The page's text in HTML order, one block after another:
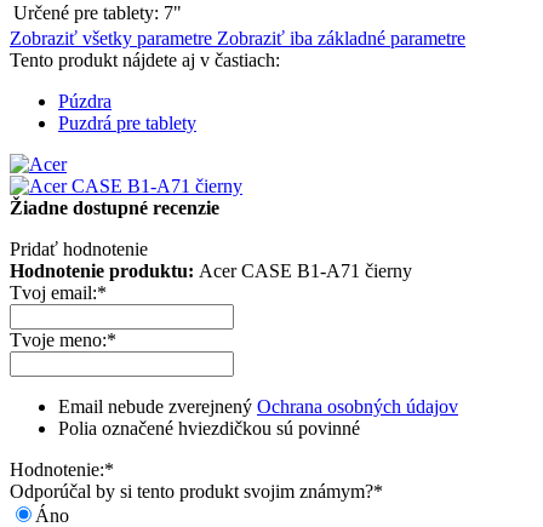
Určené pre tablety: 7"
Zobraziť všetky parametre Zobraziť iba základné parametre
Tento produkt nájdete aj v častiach:
Púzdra
Puzdrá pre tablety
Žiadne dostupné recenzie
Pridať hodnotenie
Hodnotenie produktu: Acer CASE B1-A71 čierny
Tvoj email:*
Tvoje meno:*
Email nebude zverejnený Ochrana osobných údajov
Polia označené hviezdičkou sú povinné
Hodnotenie:*
Odporúčal by si tento produkt svojim známym?*
Áno